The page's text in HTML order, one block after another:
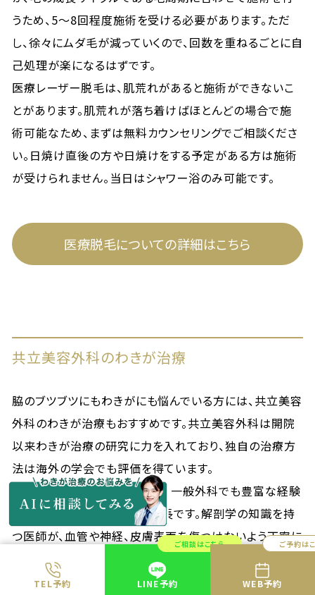
TEL予約
ご相談はこちら
LINE予約
ご予約は
WEB予約
うため、5〜8回程度施術を受ける必要があります。ただ
し、徐々にムダ毛が減っていくので、回数を重ねるごとに自
己処理が楽になるはずです。
医療レーザー脱毛は、肌荒れがあると施術ができないこ
とがあります。肌荒れが落ち着けばほとんどの場合で施
術可能なため、まずは無料カウンセリングでご相談くださ
い。日焼け直後の方や日焼けをする予定がある方は施術
が受けられません。当日はシャワー浴のみ可能です。
医療脱毛についての詳細はこちら
共立美容外科のわきが治療
脇のブツブツにもわきがにも悩んでいる方には、共立美容
外科のわきが治療もおすすめです。共立美容外科は開院
以来わきが治療の研究に力を入れており、独自の治療方
法は海外の学会でも評価を得ています。
共立美容外科のわきが治療は、一般外科でも豊富な経験
を持つ医師が担当するのが特長です。解剖学の知識を持
つ医師が、血管や神経、皮膚表面を傷つけないよう丁寧に
治療を行うので、体へのダメージを抑えられ、傷跡も目立
ちにくい施術ができます。